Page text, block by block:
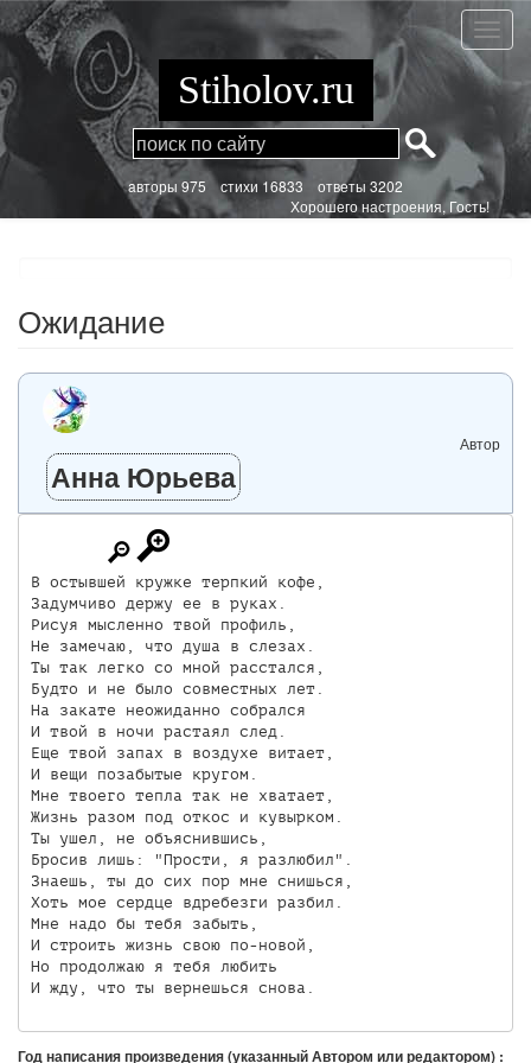
Перейти
к
основному
содержанию
Stiholov.ru
aвторы 975стихи 16833 ответы 3202
Хорошего настроения, Гость!
Ожидание
Автор
Анна Юрьева
В остывшей кружке терпкий кофе,
Задумчиво держу ее в руках.
Рисуя мысленно твой профиль,
Не замечаю, что душа в слезах.
Ты так легко со мной расстался,
Будто и не было совместных лет.
На закате неожиданно собрался
И твой в ночи растаял след.
Еще твой запах в воздухе витает,
И вещи позабытые кругом.
Мне твоего тепла так не хватает,
Жизнь разом под откос и кувырком.
Ты ушел, не объяснившись,
Бросив лишь: "Прости, я разлюбил".
Знаешь, ты до сих пор мне снишься,
Хоть мое сердце вдребезги разбил.
Мне надо бы тебя забыть,
И строить жизнь свою по-новой,
Но продолжаю я тебя любить
И жду, что ты вернешься снова.
Год написания произведения (указанный Автором или редактором) :